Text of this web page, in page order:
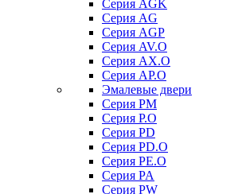
Серия AGK
Серия AG
Серия AGP
Серия AV.O
Серия AX.O
Серия AP.O
Эмалевые двери
Серия PM
Серия P.O
Серия PD
Серия PD.O
Серия PE.O
Серия PA
Серия PW